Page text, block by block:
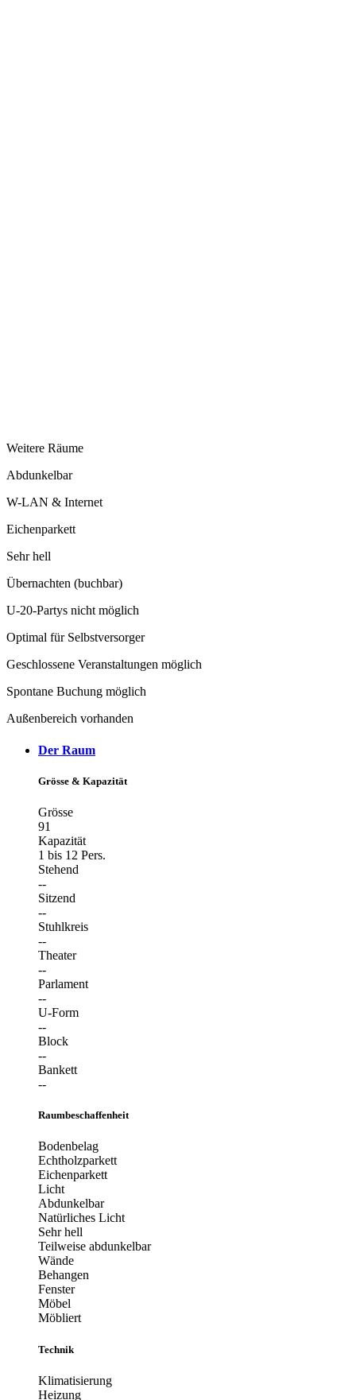
Weitere Räume
Abdunkelbar
W-LAN & Internet
Eichenparkett
Sehr hell
Übernachten (buchbar)
U-20-Partys nicht möglich
Optimal für Selbstversorger
Geschlossene Veranstaltungen möglich
Spontane Buchung möglich
Außenbereich vorhanden
Der Raum
Grösse & Kapazität
Grösse
91
Kapazität
1 bis 12 Pers.
Stehend
--
Sitzend
--
Stuhlkreis
--
Theater
--
Parlament
--
U-Form
--
Block
--
Bankett
--
Raumbeschaffenheit
Bodenbelag
Echtholzparkett
Eichenparkett
Licht
Abdunkelbar
Natürliches Licht
Sehr hell
Teilweise abdunkelbar
Wände
Behangen
Fenster
Möbel
Möbliert
Technik
Klimatisierung
Heizung